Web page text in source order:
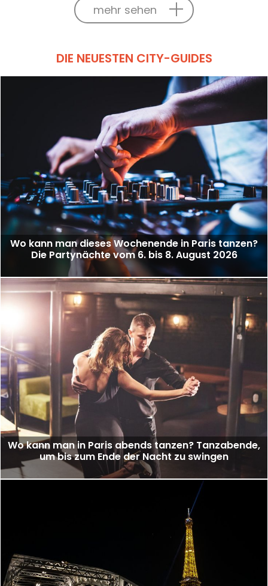
mehr sehen
DIE NEUESTEN CITY-GUIDES
Wo kann man dieses Wochenende in Paris tanzen?
Die Partynächte vom 6. bis 8. August 2026
Wo kann man in Paris abends tanzen? Tanzabende,
um bis zum Ende der Nacht zu swingen